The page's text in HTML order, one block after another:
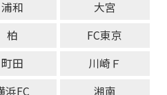
浦和
大宮
柏
FC東京
町田
川崎Ｆ
浜FC
湘南